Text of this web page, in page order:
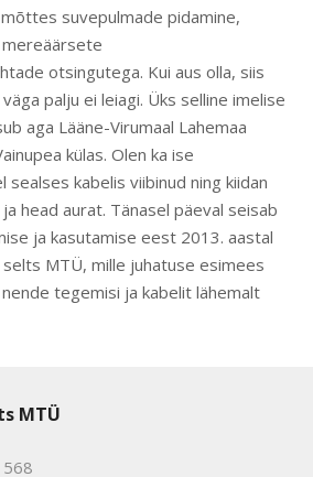
suvepulmade pidamine,
otsingutega. Kui aus olla, siis
palju ei leiagi. Üks selline imelise
aga Lääne-Virumaal Lahemaa
külas. Olen ka ise
kabelis viibinud ning kiidan
head aurat. Tänasel päeval seisab
ja kasutamise eest 2013. aastal
selts MTÜ, mille juhatuse esimees
tegemisi ja kabelit lähemalt
MTÜ